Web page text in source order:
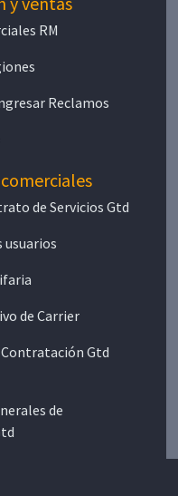
RM
Reclamos
de Servicios Gtd
usuarios
de Carrier
Gtd
de